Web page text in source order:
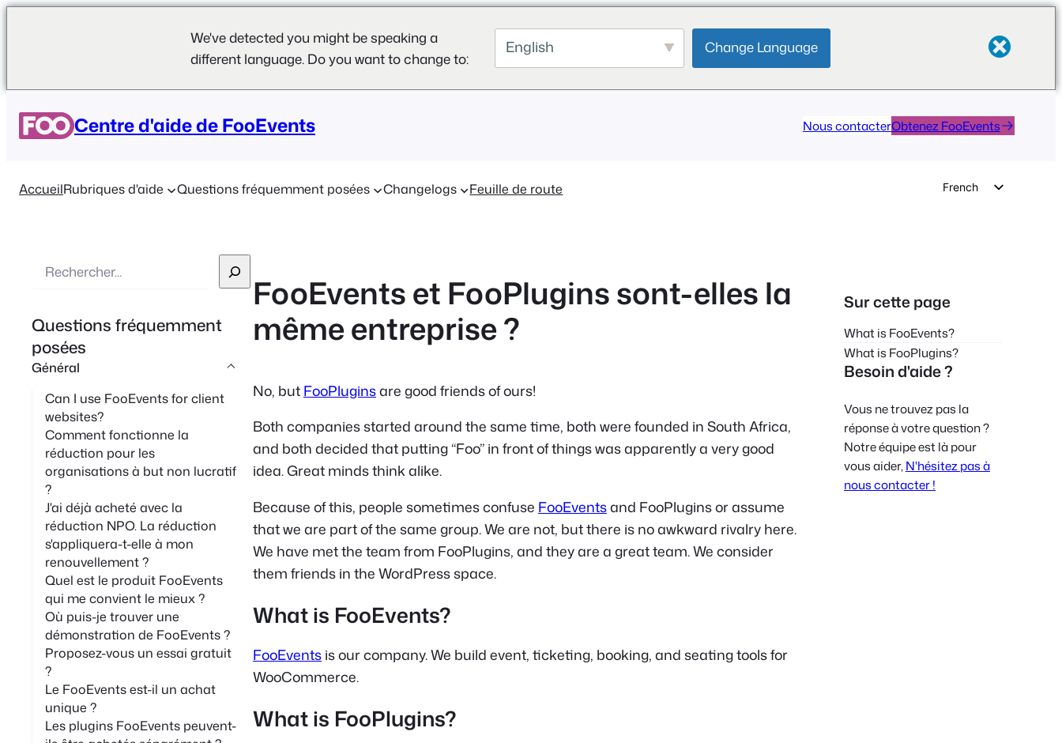
We've detected you might be speaking a
different language. Do you want to change to:
English Change Language
Centre d'aide de FooEvents Nous contacterObtenez FooEvents
AccueilRubriques d'aide Questions fréquemment posées Changelogs Feuille de route
French
Polish
Greek
h
e
r
Questions fréquemment
posées
Général
Can I use FooEvents for client
websites?
Comment fonctionne la
réduction pour les
organisations à but non lucratif
?
J'ai déjà acheté avec la
réduction NPO. La réduction
s'appliquera-t-elle à mon
renouvellement ?
Quel est le produit FooEvents
qui me convient le mieux ?
Où puis-je trouver une
démonstration de FooEvents ?
Proposez-vous un essai gratuit
?
Le FooEvents est-il un achat
unique ?
Les plugins FooEvents peuvent-
FooEvents et FooPlugins sont-elles la
même entreprise ?
No, but FooPluginsare good friends of ours!
Both companies started around the same time, both were founded in South Africa,
and both decided that putting “Foo” in front of things was apparently a very good
idea. Great minds think alike.
Because of this, people sometimes confuse FooEventsand FooPlugins or assume
that we are part of the same group. We are not, but there is no awkward rivalry here.
We have met the team from FooPlugins, and they are a great team. We consider
them friends in the WordPress space.
What is FooEvents?
FooEvents is our company. We build event, ticketing, booking, and seating tools for
WooCommerce.
What is FooPlugins?
Sur cette page
What is FooEvents?
What is FooPlugins?
Besoin d'aide ?
Vous ne trouvez pas la
réponse à votre question ?
Notre équipe est là pour
vous aider,N'hésitez pas à
nous contacter !